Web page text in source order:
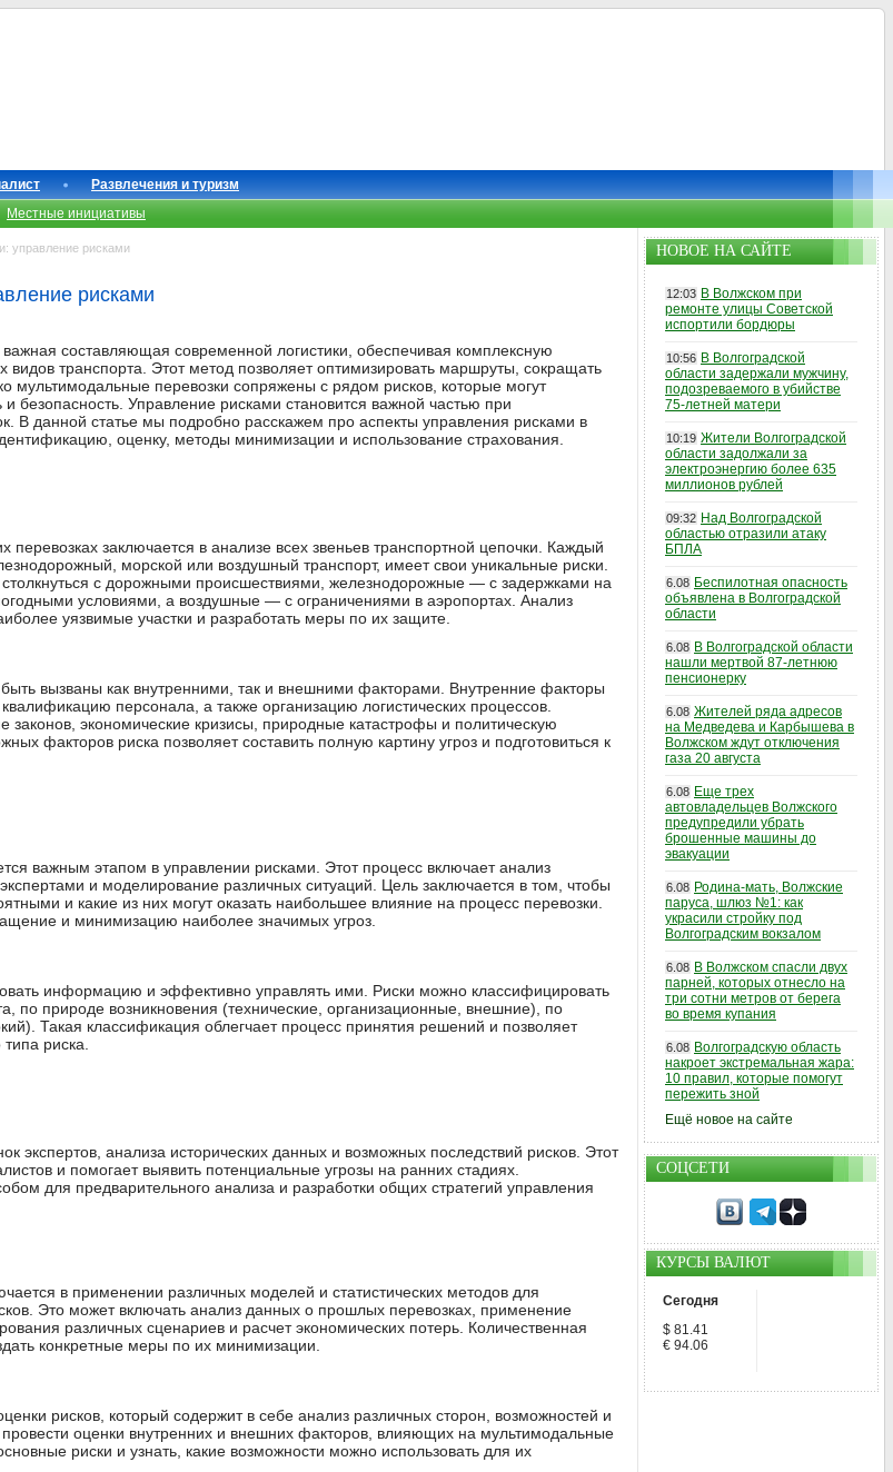
Развлечения и туризм
Местные инициативы
управление рисками
рисками
составляющая современной логистики, обеспечивая комплексную
видов транспорта. Этот метод позволяет оптимизировать маршруты, сокращать
мультимодальные перевозки сопряжены с рядом рисков, которые могут
безопасность. Управление рисками становится важной частью при
В данной статье мы подробно расскажем про аспекты управления рисками в
оценку, методы минимизации и использование страхования.
перевозках заключается в анализе всех звеньев транспортной цепочки. Каждый
морской или воздушный транспорт, имеет свои уникальные риски.
с дорожными происшествиями, железнодорожные — с задержками на
условиями, а воздушные — с ограничениями в аэропортах. Анализ
уязвимые участки и разработать меры по их защите.
вызваны как внутренними, так и внешними факторами. Внутренние факторы
персонала, а также организацию логистических процессов.
экономические кризисы, природные катастрофы и политическую
факторов риска позволяет составить полную картину угроз и подготовиться к
важным этапом в управлении рисками. Этот процесс включает анализ
и моделирование различных ситуаций. Цель заключается в том, чтобы
и какие из них могут оказать наибольшее влияние на процесс перевозки.
и минимизацию наиболее значимых угроз.
информацию и эффективно управлять ими. Риски можно классифицировать
по природе возникновения (технические, организационные, внешние), по
Такая классификация облегчает процесс принятия решений и позволяет
риска.
экспертов, анализа исторических данных и возможных последствий рисков. Этот
и помогает выявить потенциальные угрозы на ранних стадиях.
для предварительного анализа и разработки общих стратегий управления
в применении различных моделей и статистических методов для
Это может включать анализ данных о прошлых перевозках, применение
различных сценариев и расчет экономических потерь. Количественная
конкретные меры по их минимизации.
рисков, который содержит в себе анализ различных сторон, возможностей и
оценки внутренних и внешних факторов, влияющих на мультимодальные
риски и узнать, какие возможности можно использовать для их
НОВОЕ НА САЙТЕ
12:03 В Волжском при
ремонте улицы Советской
испортили бордюры
10:56 В Волгоградской
области задержали мужчину,
подозреваемого в убийстве
75-летней матери
10:19 Жители Волгоградской
области задолжали за
электроэнергию более 635
миллионов рублей
09:32 Над Волгоградской
областью отразили атаку
БПЛА
6.08 Беспилотная опасность
объявлена в Волгоградской
области
6.08 В Волгоградской области
нашли мертвой 87-летнюю
пенсионерку
6.08 Жителей ряда адресов
на Медведева и Карбышева в
Волжском ждут отключения
газа 20 августа
6.08 Еще трех
автовладельцев Волжского
предупредили убрать
брошенные машины до
эвакуации
6.08 Родина-мать, Волжские
паруса, шлюз №1: как
украсили стройку под
Волгоградским вокзалом
6.08 В Волжском спасли двух
парней, которых отнесло на
три сотни метров от берега
во время купания
6.08 Волгоградскую область
накроет экстремальная жара:
10 правил, которые помогут
пережить зной
Ещё новое на сайте
СОЦСЕТИ
КУРСЫ ВАЛЮТ
Сегодня
$ 81.41
€ 94.06